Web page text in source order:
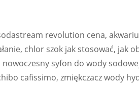
revolution cena,
chlor szok jak stosować, jak
syfon do wody
cafissimo, zmiękczacz wody